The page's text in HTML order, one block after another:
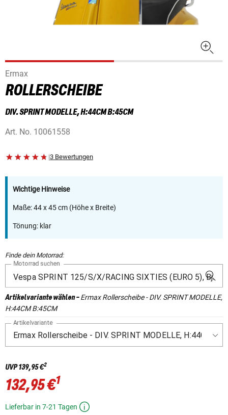
Ermax
ROLLERSCHEIBE
DIV. SPRINT MODELLE, H:44CM B:45CM
Art. No. 10061558
|3 Bewertungen
Wichtige Hinweise
Maße: 44 x 45 cm (Höhe x Breite)
Tönung: klar
Finde dein Motorrad:
Motorrad suchen
Artikelvariante wählen-Ermax Rollerscheibe - DIV. SPRINT MODELLE,
H:44CM B:45CM
Artikelvariante
UVP139,95 €2
132,95 €1
Lieferbar in 7-21 Tagen